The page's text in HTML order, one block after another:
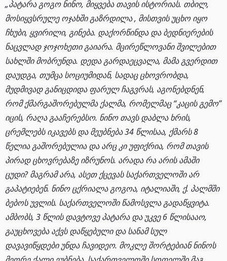
„პატარა გოგო ნინო, მიყვება თავის ისტორიას. თბილ,
მოსიყვსრულე ოჯახში გაზრდილა , მისთვის უცხო იყო
ჩხუბი, ყვირილი, გინება. დაქორწინდა და ბედნიერების
ნაცვლად ჯოჯოხეთი გაიარა. მცირეწლოვანი შვილებით
სახლში მობრუნდა. დედა გარდაეცვალა, მამა გვერდით
დაუდგა, თუმცა სოციუმიდან, სადაც ცხოვრობდა,
მუდმივად განიცდიდა ფარულ ჩაგვრას, აგონებდნენ,
რომ ქმარგაშორებულმა ქალმა, რომელმაც “კაცის გემო”
იცის, რაღა გააჩერებსო. ნინო თავს დაბლა ხრის,
ცრემლებს იკავებს და მეუბნება 34 წლისაა, ქმარს 8
წელია გაშორებულია და არც კი უფიქრია, რომ თავის
პირად ცხოვრებაზე იზრუნოს. არადა რა არის ამაში
ცუდი? მაგრამ არა, ასეთ ქცევას საქართველოში არ
გაპატიებენ. ნინო ცქრიალა გოგოა, იტალიაში, ქ. პალმში
ბებოს უვლის. საქართველოში წამოსვლა გადაწყვიტა.
ამბობს, 3 წლის დავტოვე პატარა და უკვე 6 წლისააო,
გაუცხოვება აქვს დაწყებული და სანამ სულ
დავავიწყდები უნდა ჩავიდეო. მოკლე შორტებიან ნინოს